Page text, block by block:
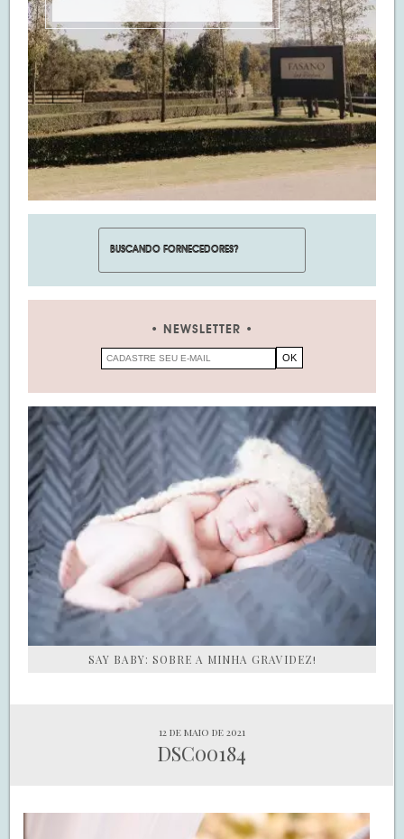
NEWSLETTER
SAY BABY: SOBRE A MINHA GRAVIDEZ!
12 de maio de 2021
DSC00184